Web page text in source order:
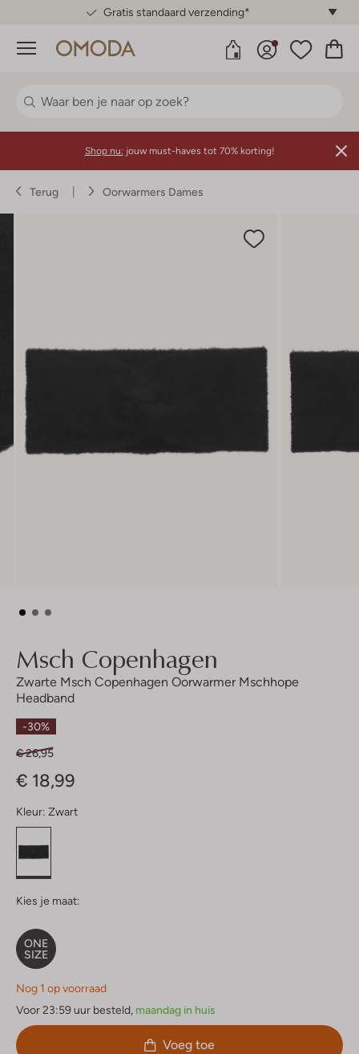
Gratis standaard verzending*
Menu
Shop nu: jouw must-haves tot 70% korting!
Terug Oorwarmers Dames
Msch Copenhagen
Zwarte Msch Copenhagen Oorwarmer Mschhope
Headband
-30%
€ 26,95
€ 18,99
Kleur: Zwart
Kies je maat:
ONE
SIZE
Nog 1 op voorraad
Voor 23:59 uur besteld, maandag in huis
Voeg toe